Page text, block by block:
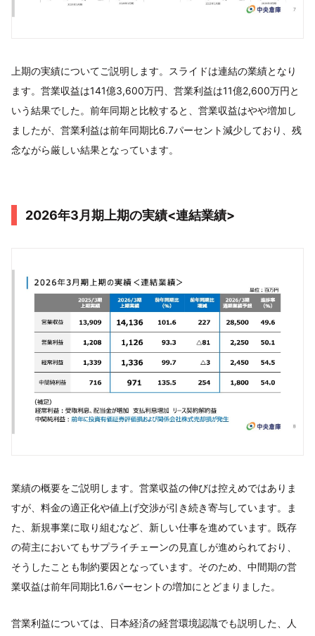
上期の実績についてご説明します。スライドは連結の業績となり
ます。営業収益は141億3,600万円、営業利益は11億2,600万円と
いう結果でした。前年同期と比較すると、営業収益はやや増加し
ましたが、営業利益は前年同期比6.7パーセント減少しており、残
念ながら厳しい結果となっています。
2026年3月期上期の実績<連結業績>
業績の概要をご説明します。営業収益の伸びは控えめではありま
すが、料金の適正化や値上げ交渉が引き続き寄与しています。ま
た、新規事業に取り組むなど、新しい仕事を進めています。既存
の荷主においてもサプライチェーンの見直しが進められており、
そうしたことも制約要因となっています。そのため、中間期の営
業収益は前年同期比1.6パーセントの増加にとどまりました。
営業利益については、日本経済の経営環境認識でも説明した、人